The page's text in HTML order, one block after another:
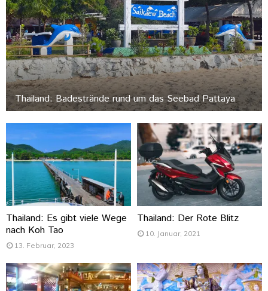
Thailand: Badestrände rund um das Seebad Pattaya
Thailand: Es gibt viele Wege
nach Koh Tao
13. Februar, 2023
Thailand: Der Rote Blitz
10. Januar, 2021